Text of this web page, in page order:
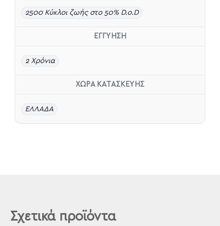
2500 Κύκλοι ζωής στο 50% D.o.D
ΕΓΓΥΗΣΗ
2 Χρόνια
ΧΩΡΑ ΚΑΤΑΣΚΕΥΗΣ
ΕΛΛΑΔΑ
Σχετικά προϊόντα